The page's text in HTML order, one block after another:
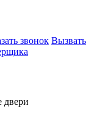
звонок Вызвать